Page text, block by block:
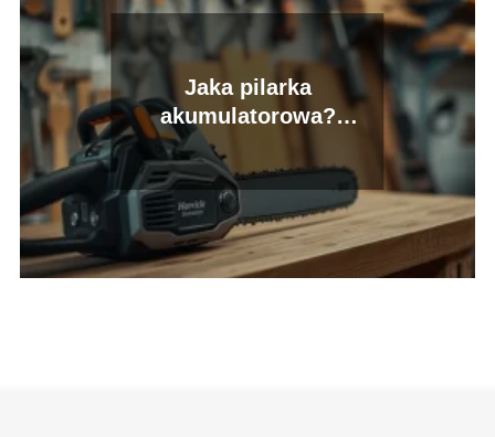
Jaka pilarka
akumulatorowa?
Ranking, opinie, poradnik
wyboru